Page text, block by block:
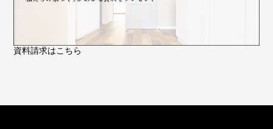
資料請求はこちら